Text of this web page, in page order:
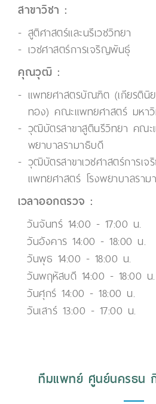
สาขาวิชา :
สูติศาสตร์และนรีเวชวิทยา
เวชศาสตร์การเจริญพันธุ์
คุณวุฒิ :
แพทยศาสตรบัณฑิต (เกียรตินิ
ทอง) คณะแพทยศาสตร์ มหา
วุฒิบัตรสาขาสูตินรีวิทยา คณะ
พยาบาลรามาธิบดี
วุฒิบัตรสาขาเวชศาสตร์การ
แพทยศาสตร์ โรงพยาบาลราม
เวลาออกตรวจ :
วันจันทร์ 14:00 - 17:00 น.
วันอังคาร 14:00 - 18:00 น.
วันพุธ 14:00 - 18:00 น.
วันพฤหัสบดี 14:00 - 18:00 น.
วันศุกร์ 14:00 - 18:00 น.
วันเสาร์ 13:00 - 17:00 น.
ทีมแพทย์ ศูนย์นครธน